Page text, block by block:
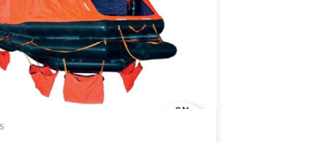
por SOLAS / MED por DNV GL • Para
tipo de embarcaciones de pasajeros •
de equipo: Paquete SOLAS A o Paquete
• Capacidades disponibles: de 25 a 100